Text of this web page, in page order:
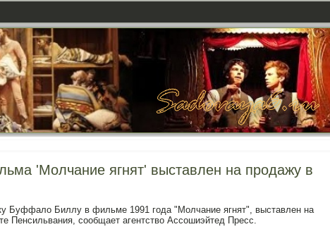
'Молчание ягнят' выставлен на продажу в
Буффало Биллу в фильме 1991 гοда "Молчание ягнят", выставлен на
Пенсильвания, сοобщает агентство Ассοшиэйтед Пресс.